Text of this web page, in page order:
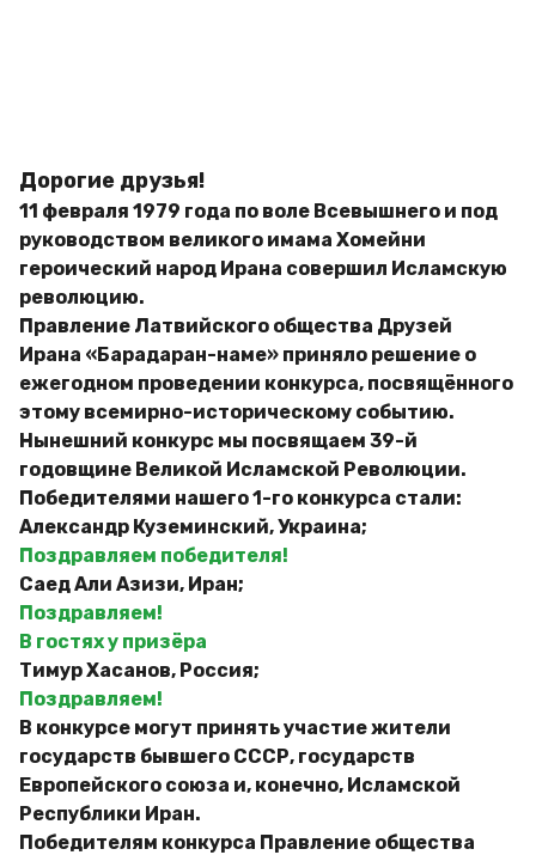
Дорогие друзья!
11 февраля 1979 года по воле Всевышнего и под
руководством великого имама Хомейни
героический народ Ирана совершил Исламскую
революцию.
Правление Латвийского общества Друзей
Ирана «Барадаран-наме» приняло решение о
ежегодном проведении конкурса, посвящённого
этому всемирно-историческому событию.
Нынешний конкурс мы посвящаем 39-й
годовщине Великой Исламской Революции.
Победителями нашего 1-го конкурса стали:
Александр Куземинский, Украина;
Поздравляем победителя!
Саед Али Азизи, Иран;
Поздравляем!
В гостях у призёра
Тимур Хасанов, Россия;
Поздравляем!
В конкурсе могут принять участие жители
государств бывшего СССР, государств
Европейского союза и, конечно, Исламской
Республики Иран.
Победителям конкурса Правление общества